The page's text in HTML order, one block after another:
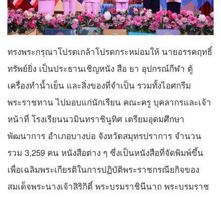
ทรงพระกรุณาโปรดเกล้าโปรดกระหม่อมให้ นายอรรคฤทธิ์
ทรัพย์ยิ่ง เป็นประธานเชิญหนัง สือ ยา อุปกรณ์กีฬา ตู้
เครื่องทำน้ำเย็น และสิ่งของที่จำเป็น รวมทั้งไอศกรีม
พระราชทาน ไปมอบแก่นักเรียน คณะครู บุคลากรและเจ้า
หน้าที่ โรงเรียนนวมินทราชินูทิศ เตรียมอุดมศึกษา
พัฒนาการ อำเภอบางบ่อ จังหวัดสมุทรปราการ จำนวน
รวม 3,259 คน หนังสือต่าง ๆ ซี่งเป็นหนังสือที่จัดพิมพ์ขึ้น
เพื่อเฉลิมพระเกียรติในการปฏิบัติพระราชกรณียกิจของ
สมเด็จพระนางเจ้าสิริกิติ์ พระบรมราชินีนาถ พระบรมราช